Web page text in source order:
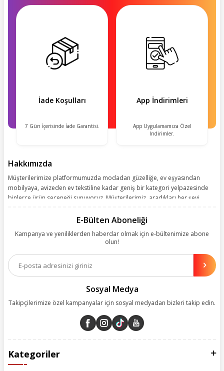
İade Koşulları
7 Gün İçerisinde İade Garantisi.
App İndirimleri
App Uygulamamıza Özel
İndirimler.
Hakkımızda
Müşterilerimize platformumuzda modadan güzelliğe, ev eşyasından
mobilyaya, avizeden ev tekstiline kadar geniş bir kategori yelpazesinde
binlerce ürün seçeneği sunuyoruz. Müşterilerimiz, aradıkları her şeyi
kolay, kusursuz ve keyifli bir alışveriş yolculuğu sunarken deneyiminize
olanakları sunuyoruz. Çalışmalarımızı müşterilerimizin memnuniyetini
esas alarak yürütüyoruz.
E-Bülten Aboneliği
Kampanya ve yeniliklerden haberdar olmak için e-bültenimize abone
olun!
Sosyal Medya
Takipçilerimize özel kampanyalar için sosyal medyadan bizleri takip edin.
Kategoriler